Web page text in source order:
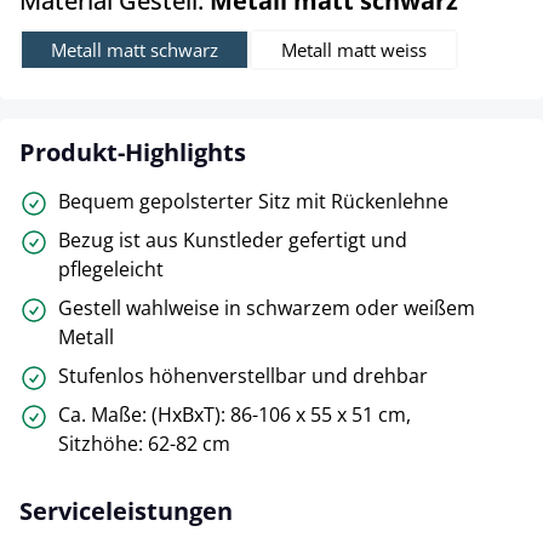
Metall matt schwarz Metall matt weiss
Produkt-Highlights
Bequem gepolsterter Sitz mit Rückenlehne
Bezug ist aus Kunstleder gefertigt und
pflegeleicht
Gestell wahlweise in schwarzem oder weißem
Metall
Stufenlos höhenverstellbar und drehbar
Ca. Maße: (HxBxT): 86-106 x 55 x 51 cm,
Sitzhöhe: 62-82 cm
Serviceleistungen